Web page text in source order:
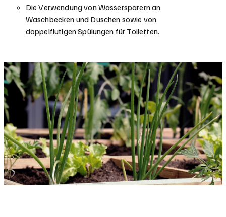
Die Verwendung von Wassersparern an
Waschbecken und Duschen sowie von
doppelflutigen Spülungen für Toiletten.